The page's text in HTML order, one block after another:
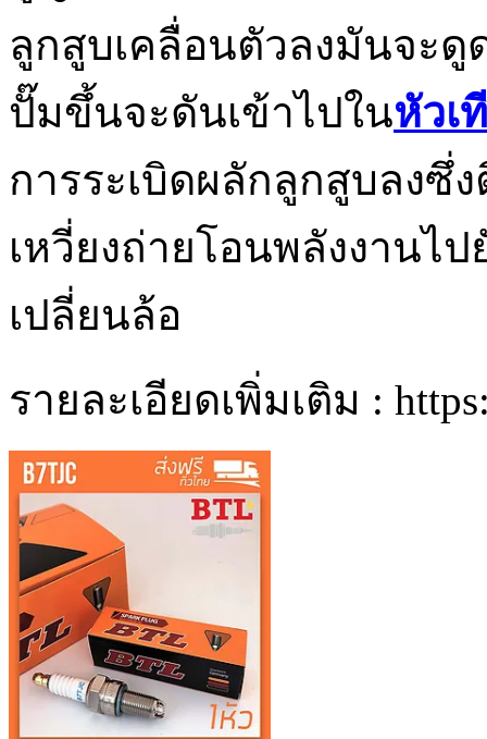
ลูกสูบเคลื่อนตัวลงมันจะ
ปั๊มขึ้นจะดันเข้าไปในหัวเ
การระเบิดผลักลูกสูบลงซึ่
เหวี่ยงถ่ายโอนพลังงานไ
เปลี่ยนล้อ
รายละเอียดเพิ่มเติม :